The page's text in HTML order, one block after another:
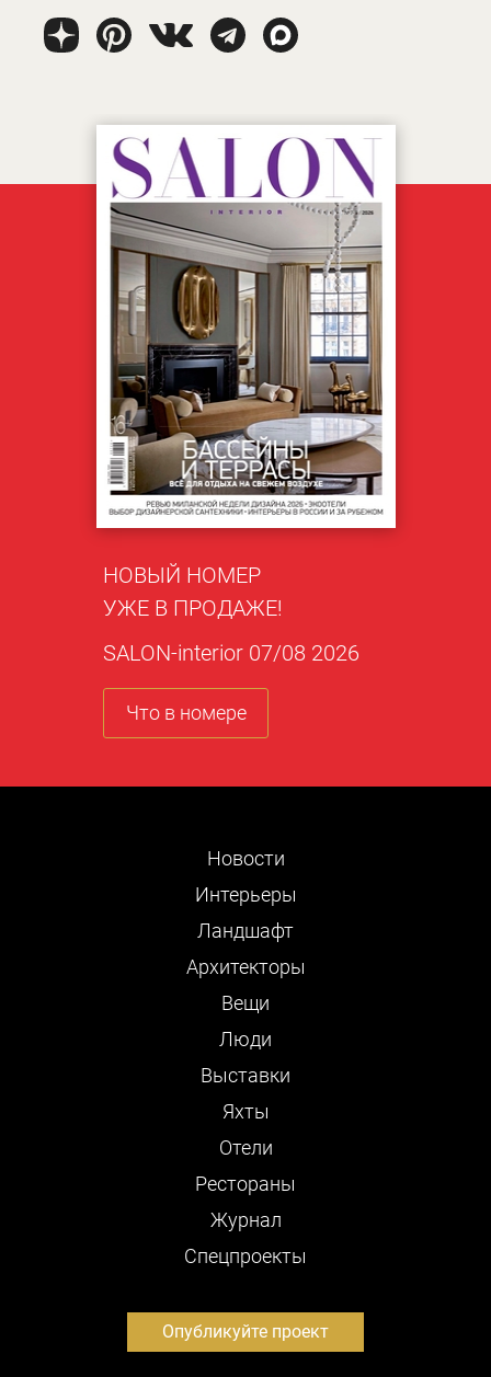
НОВЫЙ НОМЕР
УЖЕ В ПРОДАЖЕ!
SALON-interior 07/08 2026
Что в номере
Новости
Интерьеры
Ландшафт
Архитекторы
Вещи
Люди
Выставки
Яхты
Отели
Рестораны
Журнал
Cпецпроекты
Опубликуйте проект